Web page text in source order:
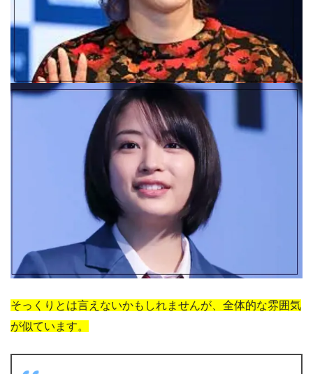
そっくりとは言えないかもしれませんが、全体的な雰囲気
が似ています。